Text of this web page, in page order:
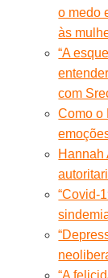
o medo
às
“A
com
Como o
Hannah
“Covid-
“A